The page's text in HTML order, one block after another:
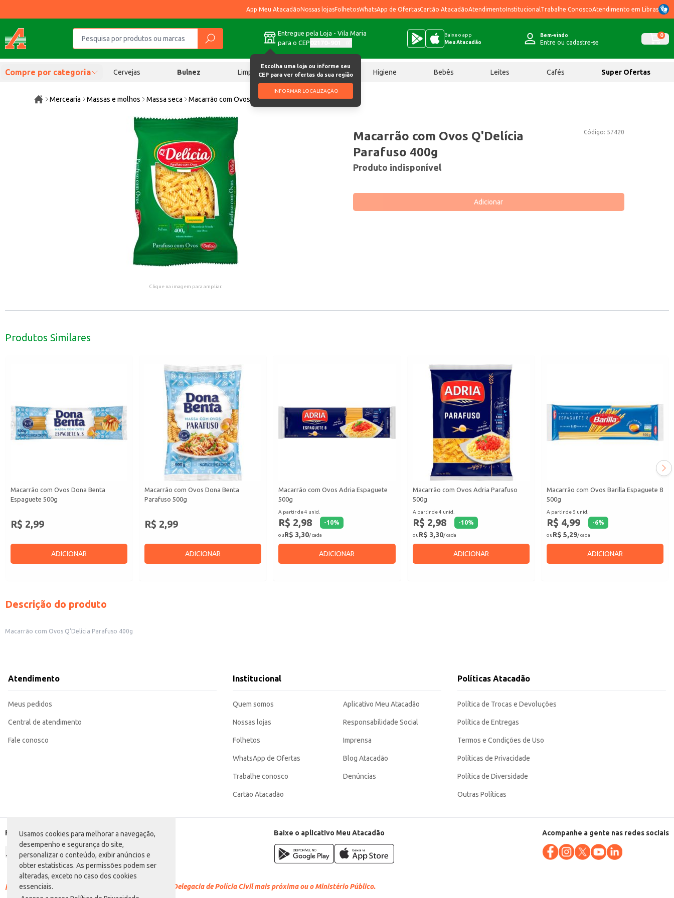
Usamos cookies para melhorar a navegação,
desempenho e segurança do site,
personalizar o conteúdo, exibir anúncios e
obter estatísticas. As permissões podem ser
alteradas, exceto no caso dos cookies
essenciais.
App Meu AtacadãoNossas lojasFolhetosWhatsApp de OfertasCartão AtacadãoAtendimentoInstitucional Trabalhe ConoscoAtendimento em Libras
Entregue pela Loja - Vila Maria
para o CEP
Escolha uma loja ou informe seu
CEP para ver ofertas da sua região
INFORMAR LOCALIZAÇÃO
Baixe o app
Meu Atacadão
Bem-vindo
Entre ou cadastre-se
0
Compre por categoria Cervejas Bulnez Limpeza Chocolates Higiene Bebês Leites Cafés Super Ofertas
Mercearia Massas e molhos Massa seca Macarrão com Ovos Q'Delícia Parafuso 400g
Clique na imagem para ampliar.
Código: 57420
Macarrão com Ovos Q'Delícia
Parafuso 400g
Produto indisponível
Adicionar
Produtos Similares
Macarrão com Ovos Dona Benta
Espaguete 500g
R$ 2,99
ADICIONAR
Macarrão com Ovos Dona Benta
Parafuso 500g
R$ 2,99
ADICIONAR
Macarrão com Ovos Adria Espaguete
500g
A partir de 4 unid.
R$ 2,98 -10%
ouR$ 3,30/ cada
ADICIONAR
Macarrão com Ovos Adria Parafuso
500g
A partir de 4 unid.
R$ 2,98 -10%
ouR$ 3,30/ cada
ADICIONAR
Macarrão com Ovos Barilla Espaguete 8
500g
A partir de 5 unid.
R$ 4,99 -6%
ouR$ 5,29/ cada
ADICIONAR
Descrição do produto
Macarrão com Ovos Q'Delícia Parafuso 400g
Atendimento
Meus pedidos
Central de atendimento
Fale conosco
Institucional
Quem somos
Nossas lojas
Folhetos
WhatsApp de Ofertas
Trabalhe conosco
Cartão Atacadão
Aplicativo Meu Atacadão
Responsabilidade Social
Imprensa
Blog Atacadão
Denúncias
Políticas Atacadão
Política de Trocas e Devoluções
Política de Entregas
Termos e Condições de Uso
Políticas de Privacidade
Política de Diversidade
Outras Políticas
Formas de pagamento Baixe o aplicativo Meu Atacadão Acompanhe a gente nas redes sociais
Racismo é crime. Denuncie. Disque 100 ou procure a Delegacia de Polícia Civil mais próxima ou o Ministério Público.